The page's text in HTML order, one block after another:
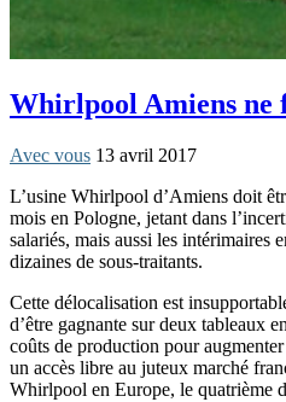
Whirlpool Amiens ne
Avec vous 13 avril 2017
L’usine Whirlpool d’Amiens doit
mois en Pologne, jetant dans
salariés, mais aussi les intérimaires
dizaines de sous-traitants.
Cette délocalisation est
d’être gagnante sur deux tableaux
coûts de production pour
un accès libre au juteux marché
Whirlpool en Europe, le quatrième